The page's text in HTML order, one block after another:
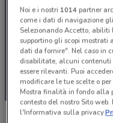
Reale Mutua
Noi e i nostri 1014partner
come i dati di navigazione
Selezionando Accetto,
supportino gli scopi mostrati
dati da fornire". Nel caso in
disabilitate, alcuni contenuti
essere rilevanti. Puoi
modificare le tue scelte o
Mostra finalità in fondo alla
contesto del nostro Sito
l'Informativa sulla privacy.